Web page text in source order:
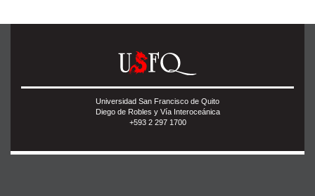
Universidad San Francisco de Quito
Diego de Robles y Vía Interoceánica
+593 2 297 1700